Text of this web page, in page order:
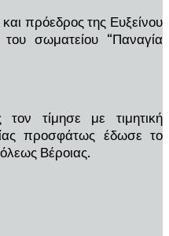
πρόεδρος της Ευξείνου
σωματείου “Παναγία
τίμησε με τιμητική
προσφάτως έδωσε το
Βέροιας.